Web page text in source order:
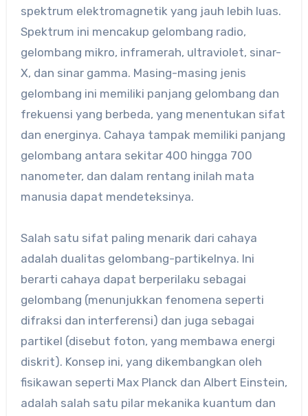
spektrum elektromagnetik yang jauh lebih luas.
Spektrum ini mencakup gelombang radio,
gelombang mikro, inframerah, ultraviolet, sinar-
X, dan sinar gamma. Masing-masing jenis
gelombang ini memiliki panjang gelombang dan
frekuensi yang berbeda, yang menentukan sifat
dan energinya. Cahaya tampak memiliki panjang
gelombang antara sekitar 400 hingga 700
nanometer, dan dalam rentang inilah mata
manusia dapat mendeteksinya.
Salah satu sifat paling menarik dari cahaya
adalah dualitas gelombang-partikelnya. Ini
berarti cahaya dapat berperilaku sebagai
gelombang (menunjukkan fenomena seperti
difraksi dan interferensi) dan juga sebagai
partikel (disebut foton, yang membawa energi
diskrit). Konsep ini, yang dikembangkan oleh
fisikawan seperti Max Planck dan Albert Einstein,
adalah salah satu pilar mekanika kuantum dan